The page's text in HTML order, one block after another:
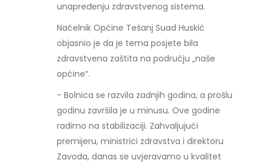
unapređenju zdravstvenog sistema.
Načelnik Općine Tešanj Suad Huskić
objasnio je da je tema posjete bila
zdravstvena zaštita na području „naše
općine“.
- Bolnica se razvila zadnjih godina, a prošlu
godinu završila je u minusu. Ove godine
radimo na stabilizaciji. Zahvaljujući
premijeru, ministrici zdravstva i direktoru
Zavoda, danas se uvjeravamo u kvalitet